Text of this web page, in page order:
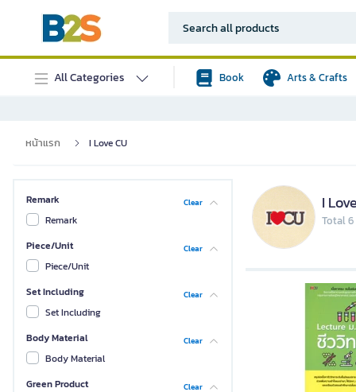
All Categories Book Arts & Crafts
หน้าแรก I Love CU
Remark Clear
Remark
Piece/Unit
Clear
Piece/Unit
Set Including
Clear
Set Including
Body Material
Clear
Body Material
Green Product
Clear
I
Total